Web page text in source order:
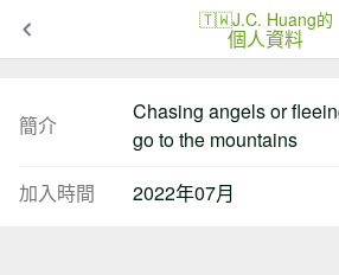
🇹🇼J.C. Huang的
個人資料
簡介
Chasing angels or
go to the mountains
加入時間
2022年07月